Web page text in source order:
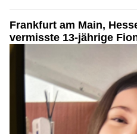
Frankfurt am Main,
vermisste 13-jährige